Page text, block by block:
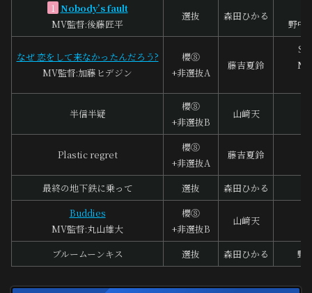
1
Nobody’s fault
MV監督:後藤匠平
選抜 森田ひかる
野中
なぜ 恋をして来なかったんだろう?
MV監督:加藤ヒデジン
櫻⑧
+非選抜A
藤吉夏鈴
半信半疑
櫻⑧
+非選抜B
山﨑天
Plastic regret
櫻⑧
+非選抜A
藤吉夏鈴
最終の地下鉄に乗って 選抜 森田ひかる
Buddies
MV監督:丸山雄大
櫻⑧
+非選抜B
山﨑天
ブルームーンキス 選抜 森田ひかる 野